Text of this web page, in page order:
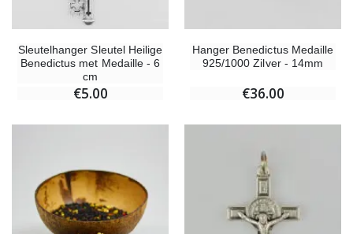
Sleutelhanger Sleutel Heilige
Benedictus met Medaille - 6
cm
€5.00
Hanger Benedictus Medaille
925/1000 Zilver - 14mm
€36.00